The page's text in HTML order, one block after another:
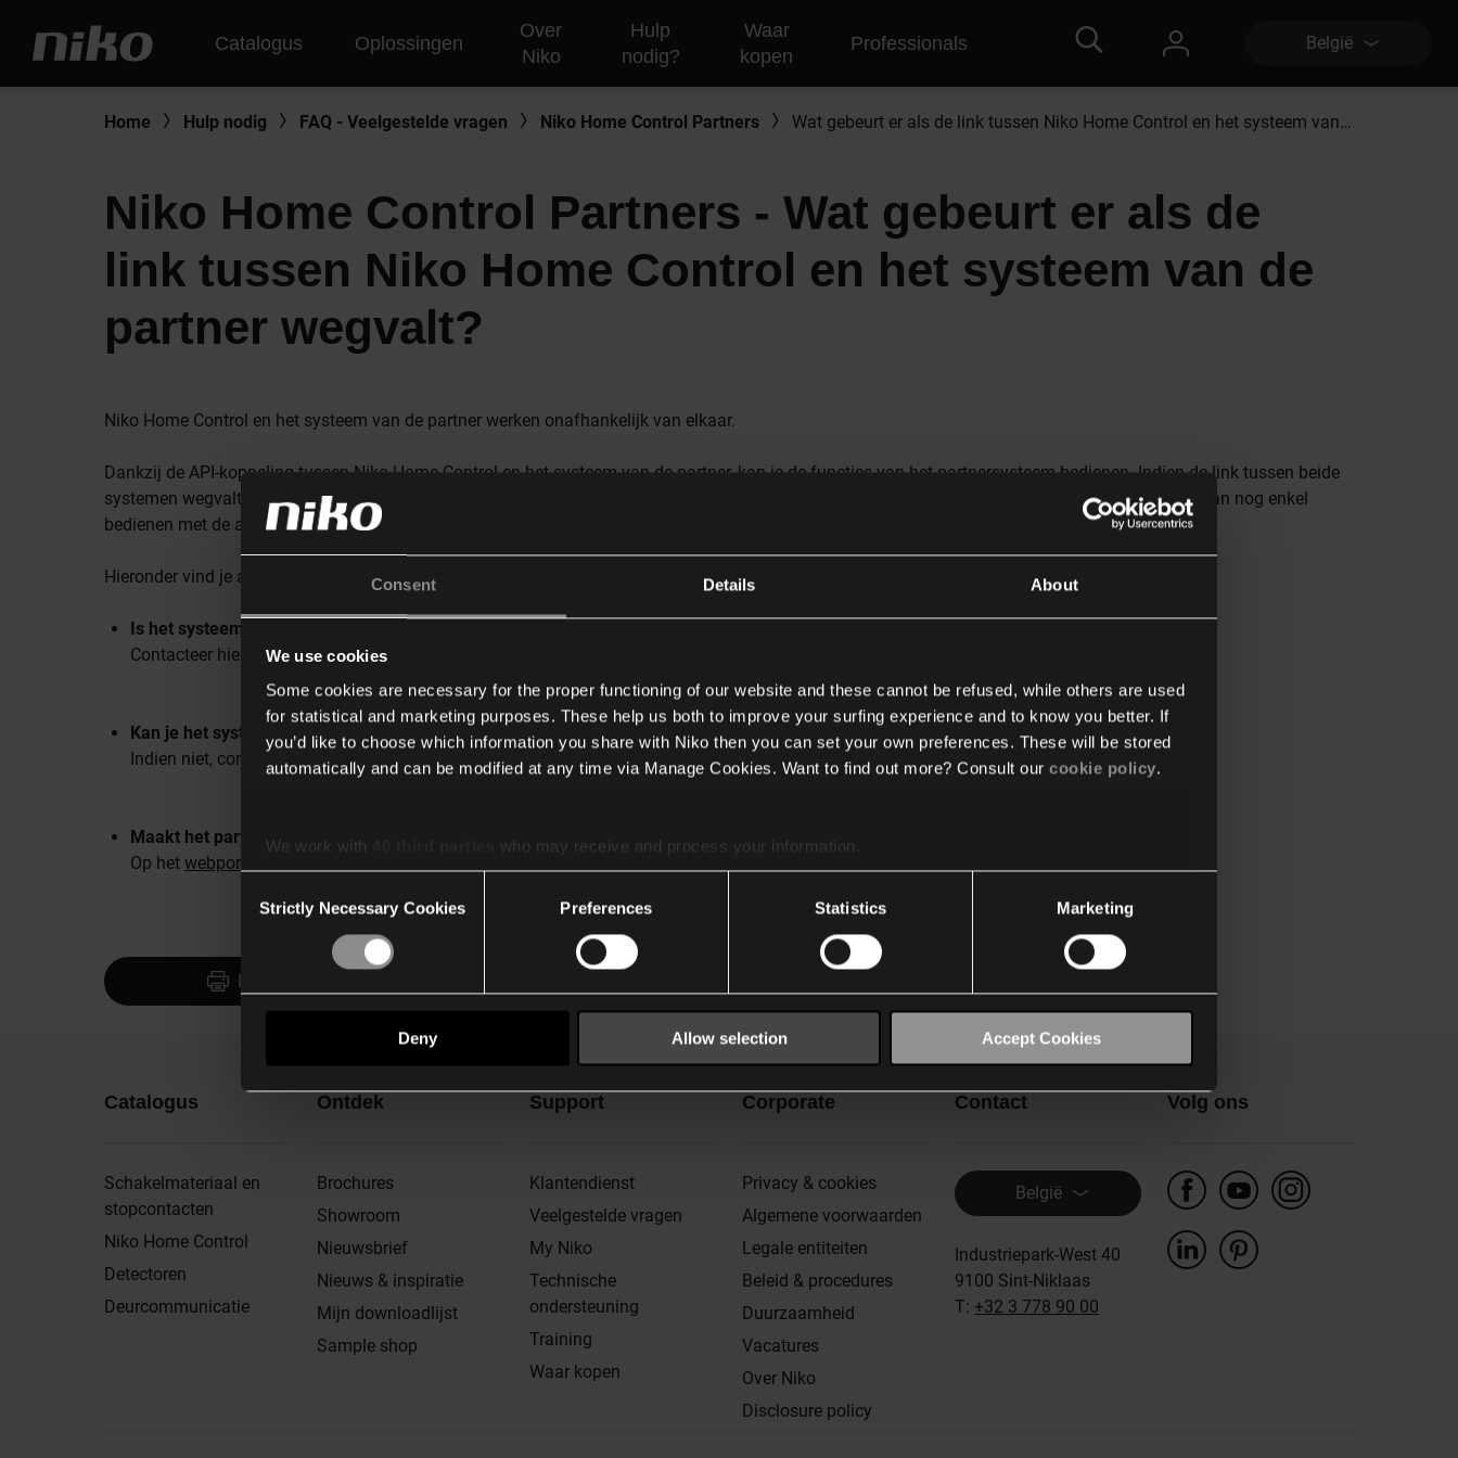
Consent Details About
We use cookies
Some cookies are necessary for the proper functioning of our website and these cannot be refused, while others are used
for statistical and marketing purposes. These help us both to improve your surfing experience and to know you better. If
you’d like to choose which information you share with Niko then you can set your own preferences. These will be stored
automatically and can be modified at any time via Manage Cookies. Want to find out more? Consult our cookie policy.
We work with
who may receive and process your information.
Selection
Strictly Necessary Cookies Preferences Statistics Marketing
Deny Allow selection Accept Cookies
Catalogus Oplossingen
Over
Niko
Hulp
nodig?
Waar
kopen
Professionals België
Home Hulp nodig FAQ - Veelgestelde vragen Niko Home Control Partners Wat gebeurt er als de link tussen Niko Home Control en het systeem van de partner wegvalt?
Niko Home Control Partners - Wat gebeurt er als de
link tussen Niko Home Control en het systeem van de
partner wegvalt?
Niko Home Control en het systeem van de partner werken onafhankelijk van elkaar.
Dankzij de API-koppeling tussen Niko Home Control en het systeem van de partner, kan je de functies van het partnersysteem bedienen. Indien de link tussen beide
systemen wegvalt, dan kan je nog steeds je eigen Niko Home Control functies bedienen. De functies van het partnersysteem daarentegen kan je dan nog enkel
bedienen met de app van de partner.
Hieronder vind je alvast een aantal suggesties om het probleem te achterhalen:
Is het systeem van de partner nog verbonden met het thuisnetwerk of met het internet?
Contacteer hiervoor de partner om dit te controleren.
Kan je het systeem van de partner nog bedienen met de app van de partner?
Indien niet, contacteer de partner om dit op te lossen.
Maakt het partnersysteem gebruik van authenticatiegegevens (bv. login en wachtwoord) en zijn deze gewijzigd?
Op het webportaal
Print
Catalogus
Schakelmateriaal en
stopcontacten
Niko Home Control
Detectoren
Deurcommunicatie
Ontdek
Brochures
Showroom
Nieuwsbrief
Nieuws & inspiratie
Mijn downloadlijst
Sample shop
Support
Klantendienst
Veelgestelde vragen
My Niko
Technische
ondersteuning
Training
Waar kopen
Corporate
Privacy & cookies
Algemene voorwaarden
Legale entiteiten
Beleid & procedures
Duurzaamheid
Vacatures
Over Niko
Disclosure policy
Contact
België
Industriepark-West 40
9100 Sint-Niklaas
T: +32 3 778 90 00
Volg ons